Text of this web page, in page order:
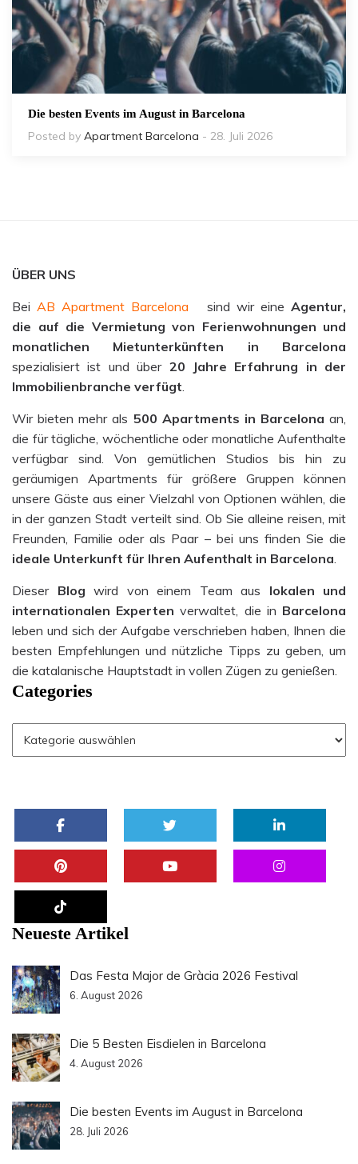
Die besten Events im August in Barcelona
Posted by Apartment Barcelona - 28. Juli 2026
ÜBER UNS
Bei AB Apartment Barcelona sind wir eineAgentur,
die auf die Vermietung von Ferienwohnungen und
monatlichen Mietunterkünften in Barcelona
spezialisiert ist und über 20 Jahre Erfahrung in der
Immobilienbranche verfügt.
Wir bieten mehr als 500 Apartments in Barcelona an,
die für tägliche, wöchentliche oder monatliche Aufenthalte
verfügbar sind. Von gemütlichen Studios bis hin zu
geräumigen Apartments für größere Gruppen können
unsere Gäste aus einer Vielzahl von Optionen wählen, die
in der ganzen Stadt verteilt sind. Ob Sie alleine reisen, mit
Freunden, Familie oder als Paar – bei uns finden Sie die
ideale Unterkunft für Ihren Aufenthalt in Barcelona.
Dieser Blog wird von einem Team aus lokalen und
internationalen Experten verwaltet, die in Barcelona
leben und sich der Aufgabe verschrieben haben, Ihnen die
besten Empfehlungen und nützliche Tipps zu geben, um
die katalanische Hauptstadt in vollen Zügen zu genießen.
Categories
Neueste Artikel
Das Festa Major de Gràcia 2026 Festival
6. August 2026
Die 5 Besten Eisdielen in Barcelona
4. August 2026
Die besten Events im August in Barcelona
28. Juli 2026